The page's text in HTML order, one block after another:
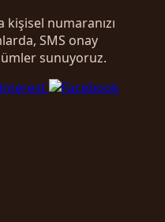
numaranızı
SMS onay
sunuyoruz.